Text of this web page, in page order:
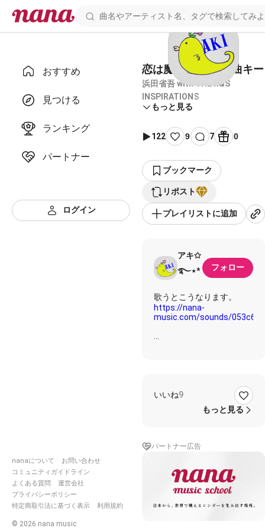
おすすめ
見つける
ランキング
パートナー
ログイン
nanaについて
お問い合わせ
コミュニティガイドライン
よくある質問
運営会社
プライバシーポリシー
特定商取引法に基づく表示
利用規約
© 2026 nana music
恋は魔法さ 伴奏 原曲キー
浜田省吾 with THE R&S
INSPIRATIONS
もっと見る
122 9 7 0
ブックマーク
リポスト
プレイリストに追加
アキ✩
࿐⋆*
フォロー
https://nana-
music.com/sounds/
夜の海見てたのさ ボンネ
ット腰掛けて
六甲アイランドの埠頭に
彼女が立ってたのさ
「夜風が気持ちいいね。夜
Magic in the summer
night.夢のようだった
誰だって 恋に落ちるさ
いいね9
もっと見る
パートナー広告